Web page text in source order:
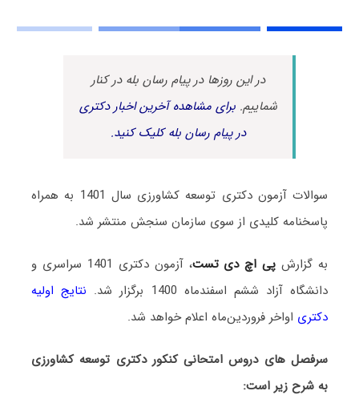
در این روزها در پیام رسان بله در کنار
شماییم.برای مشاهده آخرین اخبار دکتری
در پیام رسان بله کلیک کنید.
سوالات آزمون دکتری توسعه کشاورزی سال 1401 به همراه
پاسخنامه کلیدی از سوی سازمان سنجش منتشر شد.
به گزارشپی اچ دی تست
، آزمون دکتری 1401 سراسری و
دانشگاه آزاد ششم اسفندماه 1400 برگزار شد.
نتایج اولیه
دکتری اواخر فروردین‌ماه اعلام خواهد شد.
سرفصل های دروس امتحانی کنکور دکتری توسعه کشاورزی
به شرح زیر است: